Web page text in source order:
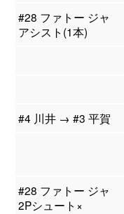
#28 ファトー ジャ
アシスト(1本)
#4 川井 → #3 平賀
#28 ファトー ジャ
2Pシュート×